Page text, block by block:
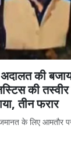
की
की
तीन फरार
के लिए आमतौर